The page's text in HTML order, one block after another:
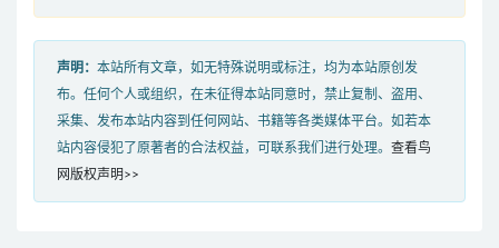
声明： 本站所有文章，如无特殊说明或标注，均为本站原创发
布。任何个人或组织，在未征得本站同意时，禁止复制、盗用、
采集、发布本站内容到任何网站、书籍等各类媒体平台。如若本
站内容侵犯了原著者的合法权益，可联系我们进行处理。 查看鸟
网版权声明>>